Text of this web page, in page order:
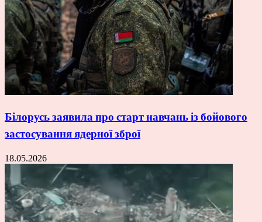
Білорусь заявила про старт навчань із бойового
застосування ядерної зброї
18.05.2026